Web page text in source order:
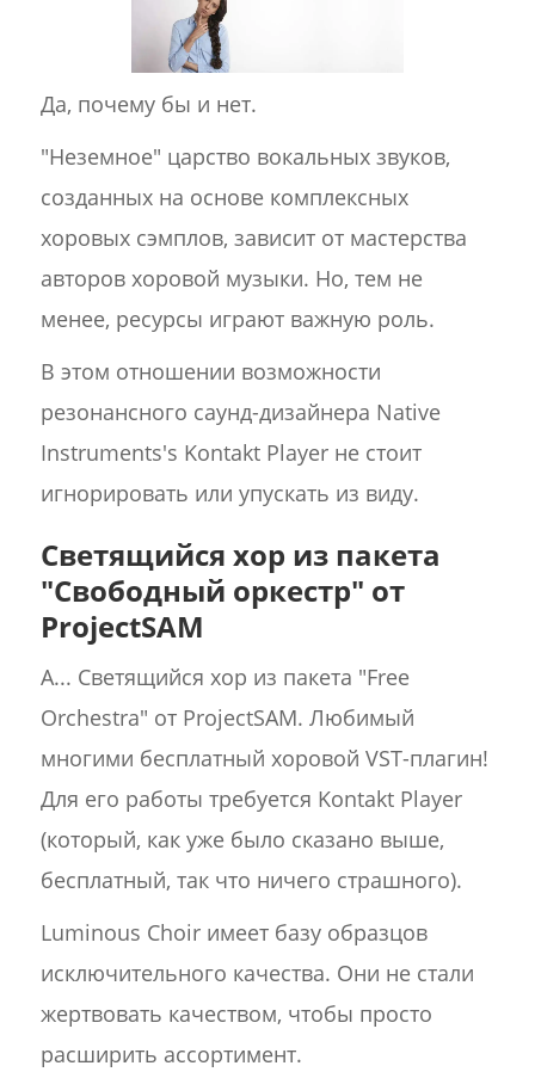
Да, почему бы и нет.
"Неземное" царство вокальных звуков,
созданных на основе комплексных
хоровых сэмплов, зависит от мастерства
авторов хоровой музыки. Но, тем не
менее, ресурсы играют важную роль.
В этом отношении возможности
резонансного саунд-дизайнера Native
Instruments's Kontakt Player не стоит
игнорировать или упускать из виду.
Светящийся хор из пакета
"Свободный оркестр" от
ProjectSAM
А... Светящийся хор из пакета "Free
Orchestra" от ProjectSAM. Любимый
многими бесплатный хоровой VST-плагин!
Для его работы требуется Kontakt Player
(который, как уже было сказано выше,
бесплатный, так что ничего страшного).
Luminous Choir имеет базу образцов
исключительного качества. Они не стали
жертвовать качеством, чтобы просто
расширить ассортимент.